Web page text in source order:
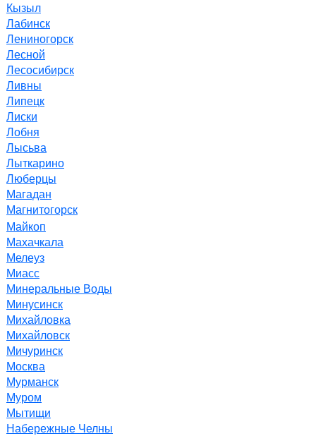
Кызыл
Лабинск
Лениногорск
Лесной
Лесосибирск
Ливны
Липецк
Лиски
Лобня
Лысьва
Лыткарино
Люберцы
Магадан
Магнитогорск
Майкоп
Махачкала
Мелеуз
Миасс
Минеральные Воды
Минусинск
Михайловка
Михайловск
Мичуринск
Москва
Мурманск
Муром
Мытищи
Набережные Челны